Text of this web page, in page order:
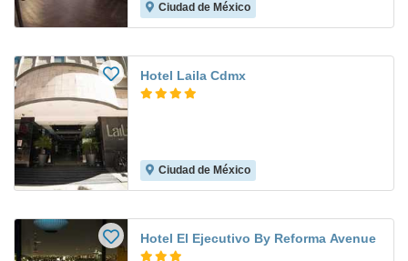
Ciudad de México
Hotel Laila Cdmx
Ciudad de México
Hotel El Ejecutivo By Reforma Avenue